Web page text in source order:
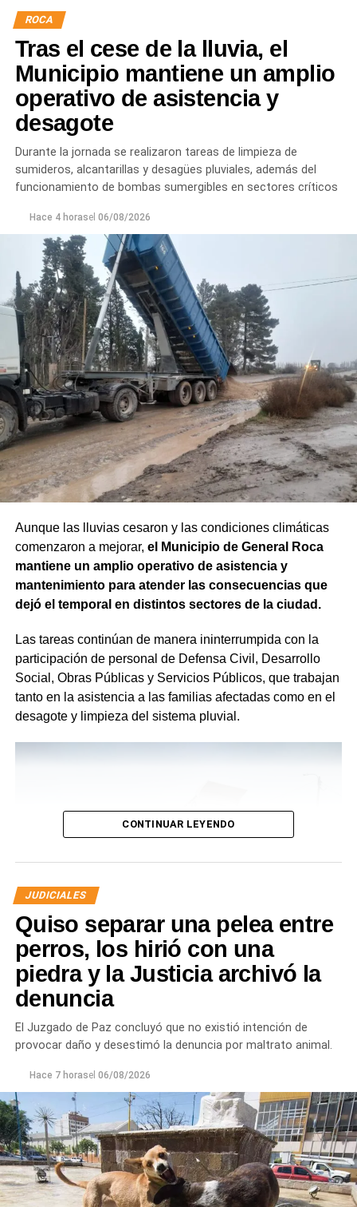
ROCA
Tras el cese de la lluvia, el
Municipio mantiene un amplio
operativo de asistencia y
desagote
Durante la jornada se realizaron tareas de limpieza de
sumideros, alcantarillas y desagües pluviales, además del
funcionamiento de bombas sumergibles en sectores críticos
Hace 4 horasel 06/08/2026
Aunque las lluvias cesaron y las condiciones climáticas
comenzaron a mejorar, el Municipio de General Roca
mantiene un amplio operativo de asistencia y
mantenimiento para atender las consecuencias que
dejó el temporal en distintos sectores de la ciudad.
Las tareas continúan de manera ininterrumpida con la
participación de personal de Defensa Civil, Desarrollo
Social, Obras Públicas y Servicios Públicos, que trabajan
tanto en la asistencia a las familias afectadas como en el
desagote y limpieza del sistema pluvial.
Desde Defensa Civil y Desarrollo Social se brindó
Noroeste, Quinta 25, Carlos Soria y Chacramonte,
donde se entregaron nylon, frazadas, colchones, leña
y alimentos.
En paralelo, las cuadrillas municipales realizaron la
limpieza de alcantarillas y sumideros en distintos
sectores de la ciudad, entre ellos Jujuy y Güemes;
Güemes entre Dr. Maradona y República del Líbano;
Carlos Gardel y Rochdale; Rochdale y Australia;
CONTINUAR LEYENDO
JUDICIALES
Quiso separar una pelea entre
perros, los hirió con una
piedra y la Justicia archivó la
denuncia
El Juzgado de Paz concluyó que no existió intención de
provocar daño y desestimó la denuncia por maltrato animal.
Hace 7 horasel 06/08/2026